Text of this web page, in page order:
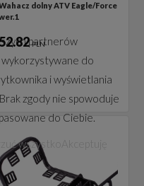
dolny ATV Eagle/Force
PLN
partnerów
wykorzystywane do
i wyświetlania
zgody nie spowoduje
do Ciebie.
wszystko